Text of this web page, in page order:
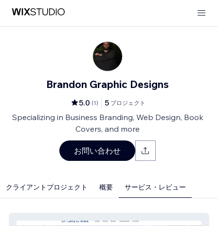
Brandon Graphic Designs
5.0 (1) 5 プロジェクト
Specializing in Business Branding, Web Design, Book
Covers, and more
お問い合わせ
クライアントプロジェクト 概要 サービス・レビュー